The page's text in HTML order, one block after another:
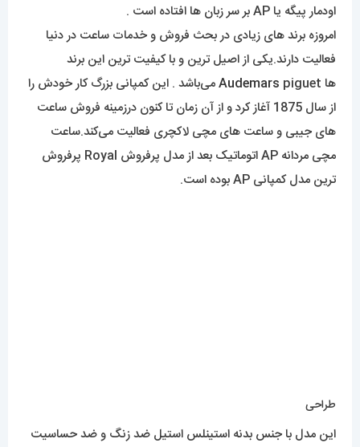
اودمار پیگه یا AP بر سر زبان ها افتاده است .
امروزه برند های زیادی در بحث فروش و خدمات ساعت در دنیا
فعالیت دارند.یکی از اصیل ترین و با کیفیت ترین این برند
ها
Audemarspiguet می‌باشد . این کمپانی بزرگ کار خودش را
از سال 1875 آغاز کرد و از آن زمان تا کنون درزمینه فروش ساعت
های جیبی و ساعت های مچی لاکچری فعالیت می‌کند.ساعت
مچی مردانه AP اتوماتیک بعد از مدل پرفروش Royal پرفروش
ترین مدل کمپانی AP بوده است.
طراحی
این مدل با جنس بدنه استینلس استیل ضد زنگ و ضد حساسیت